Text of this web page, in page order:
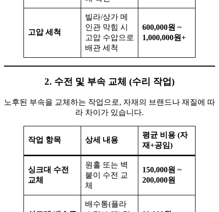
고압 세척
빌라/상가 메
인관 막힘 시
고압 수압으로
배관 세척
600,000원 ~
1,000,000원+
2. 수전 및 부속 교체 (수리 작업)
노후된 부속을 교체하는 작업으로, 자재의 브랜드나 재질에 따
라 차이가 있습니다.
작업 항목 상세 내용
평균 비용 (자
재+공임)
싱크대 수전
교체
원홀 또는 벽
붙이 수전 교
체
150,000원 ~
200,000원
배수통(플라